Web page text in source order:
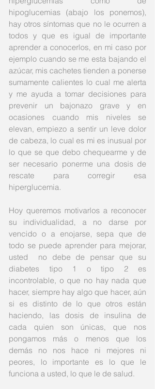
hipoglucemias (abajo los ponemos),
hay otros síntomas que no le ocurren a
todos y que es igual de importante
aprender a conocerlos, en mi caso por
ejemplo cuando se me esta bajando el
azúcar, mis cachetes tienden a ponerse
sumamente calientes lo cual me alerta
y me ayuda a tomar decisiones para
prevenir un bajonazo grave y en
ocasiones cuando mis niveles se
elevan, empiezo a sentir un leve dolor
de cabeza, lo cual es mi es inusual por
lo que se que debo chequearme y de
ser necesario ponerme una dosis de
rescate para corregir esa
hiperglucemia.
Hoy queremos motivarlos a reconocer
su individualidad, a no darse por
vencido o a enojarse, sepa que de
todo se puede aprender para mejorar,
usted  no debe de pensar que su
diabetes tipo 1 o tipo 2 es
incontrolable, o que no hay nada que
hacer, siempre hay algo que hacer, aún
si es distinto de lo que otros están
haciendo, las dosis de insulina de
cada quien son únicas, que nos
pongamos más o menos que los
demás no nos hace ni mejores ni
peores, lo importante es lo que le
funciona a usted, lo que le de salud.